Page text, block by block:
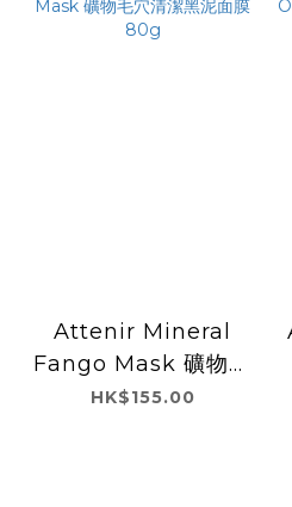
Attenir Mineral
Fango Mask 礦物毛
穴清潔黑泥面膜 80g
HK$155.00